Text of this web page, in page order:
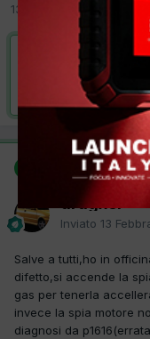
13 Febbraio 2012
Risolta
SOLUZIONE
Inviato 13
Salve a tutti,ho in
difetto,si accende la
gas per tenerla
invece la spia motore
diagnosi da